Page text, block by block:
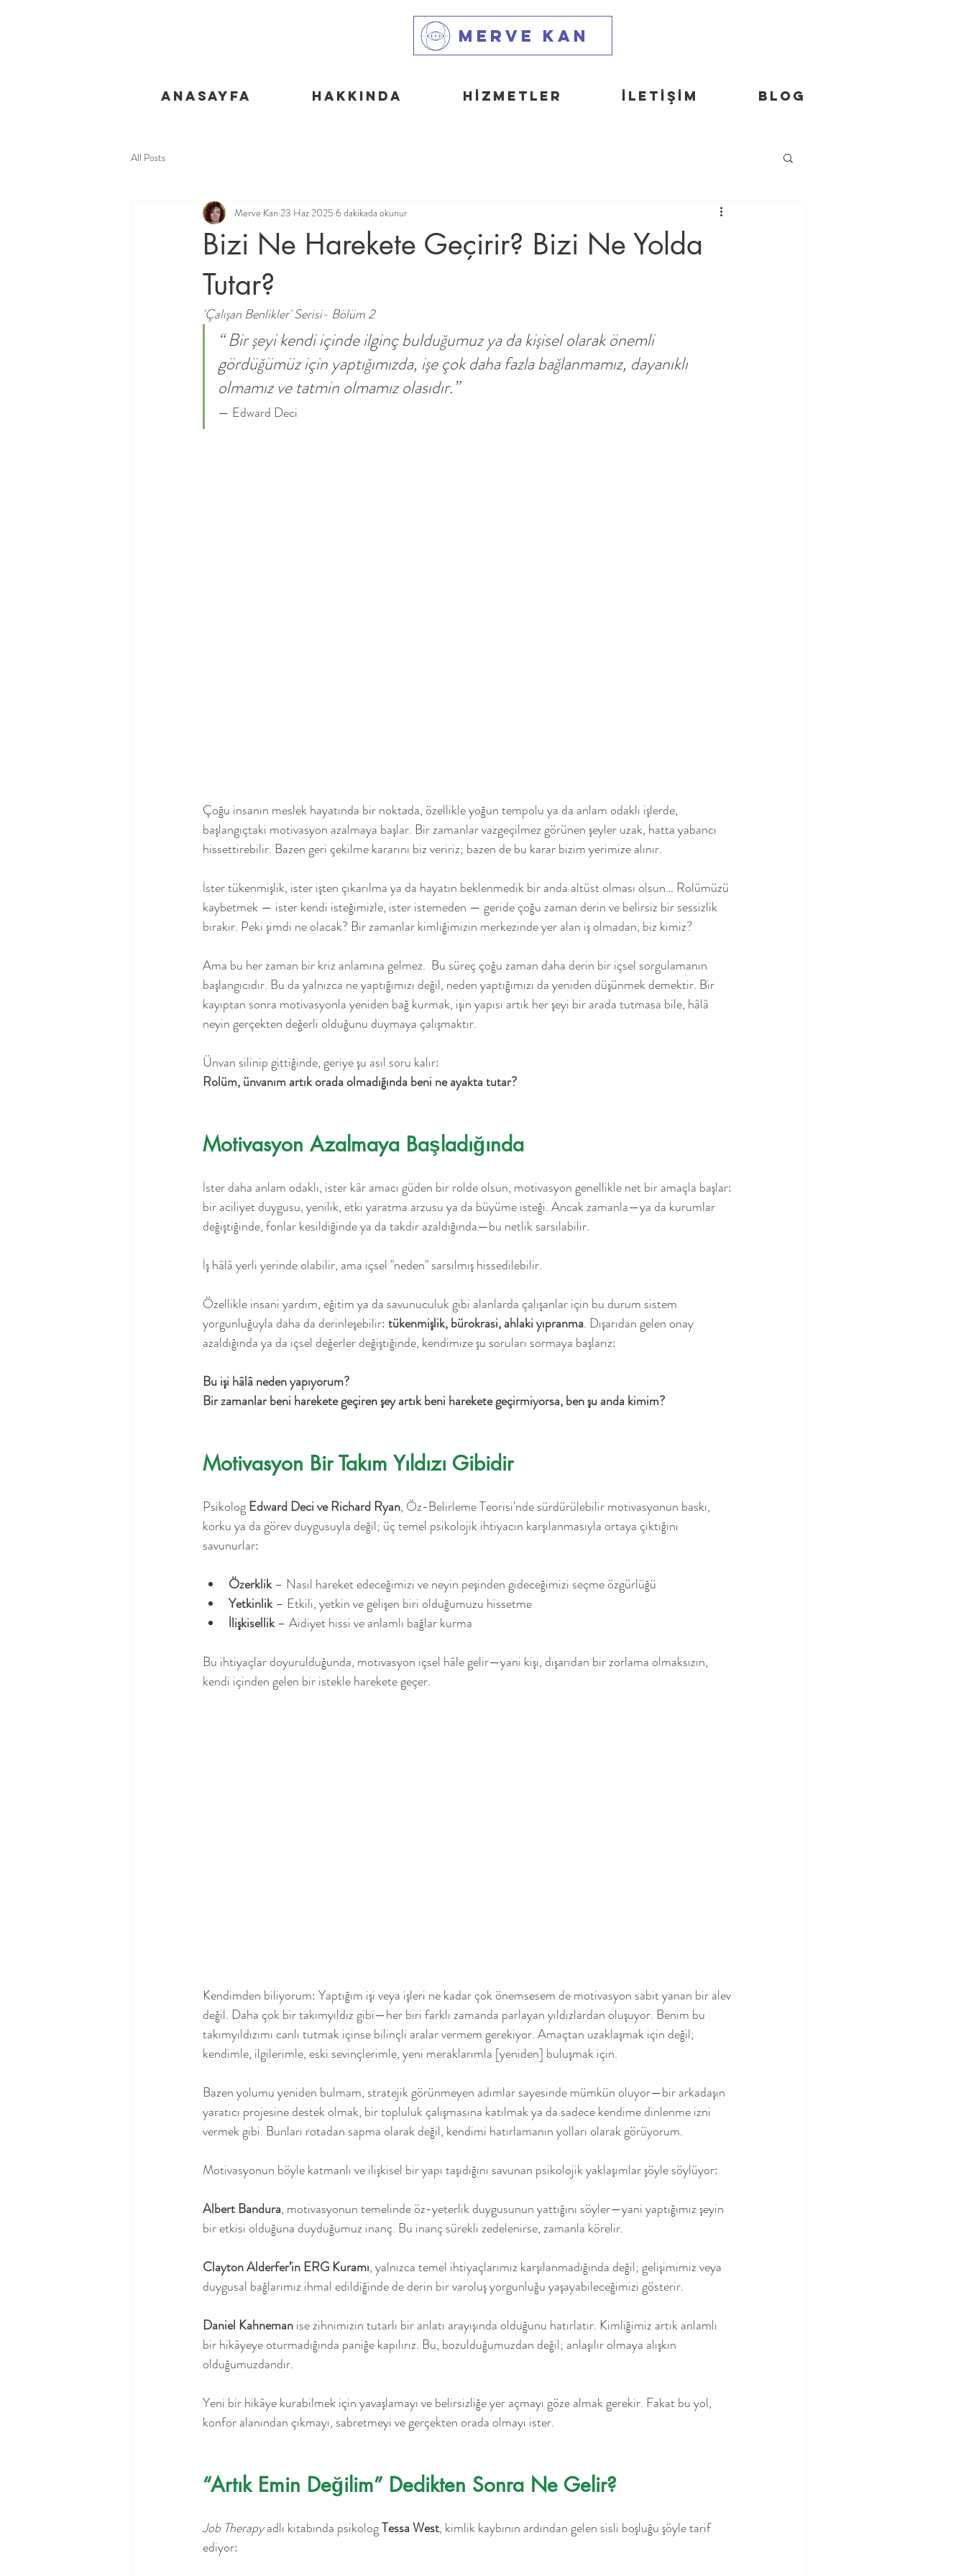
Merve Kan
Anasayfa Hakkında HİZMETLER İLETİŞİM Blog
All Posts
Bizi Ne Harekete Geçirir? Bizi Ne Yolda
Tutar?
Merve Kan 23 Haz 2025 6 dakikada okunur
'Çalışan Benlikler' Serisi- Bölüm 2
“ Bir şeyi kendi içinde ilginç bulduğumuz ya da kişisel olarak önemli
gördüğümüz için yaptığımızda, işe çok daha fazla bağlanmamız, dayanıklı
olmamız ve tatmin olmamız olasıdır.”
— Edward Deci
Çoğu insanın meslek hayatında bir noktada, özellikle yoğun tempolu ya da anlam odaklı işlerde,
başlangıçtaki motivasyon azalmaya başlar. Bir zamanlar vazgeçilmez görünen şeyler uzak, hatta yabancı
hissettirebilir. Bazen geri çekilme kararını biz veririz; bazen de bu karar bizim yerimize alınır.
İster tükenmişlik, ister işten çıkarılma ya da hayatın beklenmedik bir anda altüst olması olsun… Rolümüzü
kaybetmek — ister kendi isteğimizle, ister istemeden — geride çoğu zaman derin ve belirsiz bir sessizlik
bırakır. Peki şimdi ne olacak? Bir zamanlar kimliğimizin merkezinde yer alan iş olmadan, biz kimiz?
Ama bu her zaman bir kriz anlamına gelmez.  Bu süreç çoğu zaman daha derin bir içsel sorgulamanın
başlangıcıdır. Bu da yalnızca ne yaptığımızı değil, neden yaptığımızı da yeniden düşünmek demektir. Bir
kayıptan sonra motivasyonla yeniden bağ kurmak, işin yapısı artık her şeyi bir arada tutmasa bile, hâlâ
neyin gerçekten değerli olduğunu duymaya çalışmaktır.
Ünvan silinip gittiğinde, geriye şu asıl soru kalır:
Rolüm, ünvanım artık orada olmadığında beni ne ayakta tutar?
Motivasyon Azalmaya Başladığında
İster daha anlam odaklı, ister kâr amacı güden bir rolde olsun, motivasyon genellikle net bir amaçla başlar:
bir aciliyet duygusu, yenilik, etki yaratma arzusu ya da büyüme isteği. Ancak zamanla—ya da kurumlar
değiştiğinde, fonlar kesildiğinde ya da takdir azaldığında—bu netlik sarsılabilir.
İş hâlâ yerli yerinde olabilir, ama içsel "neden" sarsılmış hissedilebilir.
Özellikle insani yardım, eğitim ya da savunuculuk gibi alanlarda çalışanlar için bu durum sistem
yorgunluğuyla daha da derinleşebilir: tükenmişlik, bürokrasi, ahlaki yıpranma. Dışarıdan gelen onay
azaldığında ya da içsel değerler değiştiğinde, kendimize şu soruları sormaya başlarız:
Bu işi hâlâ neden yapıyorum?
Bir zamanlar beni harekete geçiren şey artık beni harekete geçirmiyorsa, ben şu anda kimim?
Motivasyon Bir Takım Yıldızı Gibidir
Psikolog Edward Deci ve Richard Ryan, Öz-Belirleme Teorisi'nde sürdürülebilir motivasyonun baskı,
korku ya da görev duygusuyla değil; üç temel psikolojik ihtiyacın karşılanmasıyla ortaya çıktığını
savunurlar:
Özerklik – Nasıl hareket edeceğimizi ve neyin peşinden gideceğimizi seçme özgürlüğü
Yetkinlik – Etkili, yetkin ve gelişen biri olduğumuzu hissetme
İlişkisellik – Aidiyet hissi ve anlamlı bağlar kurma
Bu ihtiyaçlar doyurulduğunda, motivasyon içsel hâle gelir—yani kişi, dışarıdan bir zorlama olmaksızın,
kendi içinden gelen bir istekle harekete geçer.
Kendimden biliyorum: Yaptığım işi veya işleri ne kadar çok önemsesem de motivasyon sabit yanan bir alev
değil. Daha çok bir takımyıldız gibi—her biri farklı zamanda parlayan yıldızlardan oluşuyor. Benim bu
takımyıldızımı canlı tutmak içinse bilinçli aralar vermem gerekiyor. Amaçtan uzaklaşmak için değil;
kendimle, ilgilerimle, eski sevinçlerimle, yeni meraklarımla [yeniden] buluşmak için.
Bazen yolumu yeniden bulmam, stratejik görünmeyen adımlar sayesinde mümkün oluyor—bir arkadaşın
yaratıcı projesine destek olmak, bir topluluk çalışmasına katılmak ya da sadece kendime dinlenme izni
vermek gibi. Bunları rotadan sapma olarak değil, kendimi hatırlamanın yolları olarak görüyorum.
Motivasyonun böyle katmanlı ve ilişkisel bir yapı taşıdığını savunan psikolojik yaklaşımlar şöyle söylüyor:
Albert Bandura, motivasyonun temelinde öz-yeterlik duygusunun yattığını söyler—yani yaptığımız şeyin
bir etkisi olduğuna duyduğumuz inanç. Bu inanç sürekli zedelenirse, zamanla körelir.
Clayton Alderfer’in ERG Kuramı, yalnızca temel ihtiyaçlarımız karşılanmadığında değil; gelişimimiz veya
duygusal bağlarımız ihmal edildiğinde de derin bir varoluş yorgunluğu yaşayabileceğimizi gösterir.
Daniel Kahneman ise zihnimizin tutarlı bir anlatı arayışında olduğunu hatırlatır. Kimliğimiz artık anlamlı
bir hikâyeye oturmadığında paniğe kapılırız. Bu, bozulduğumuzdan değil; anlaşılır olmaya alışkın
olduğumuzdandır.
Yeni bir hikâye kurabilmek için yavaşlamayı ve belirsizliğe yer açmayı göze almak gerekir. Fakat bu yol,
konfor alanından çıkmayı, sabretmeyi ve gerçekten orada olmayı ister.
“Artık Emin Değilim” Dedikten Sonra Ne Gelir?
Job Therapy adlı kitabında psikolog Tessa West, kimlik kaybının ardından gelen sisli boşluğu şöyle tarif
ediyor: